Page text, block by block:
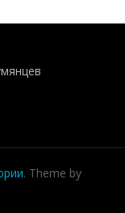
. Theme by